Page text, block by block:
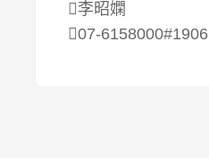
李昭嫻
07-6158000#1906